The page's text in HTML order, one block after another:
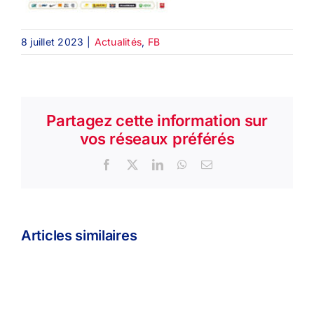
8 juillet 2023 Actualités, FB
Partagez cette information sur
vos réseaux préférés
Facebook
X LinkedInWhatsApp
Email
Articles similaires